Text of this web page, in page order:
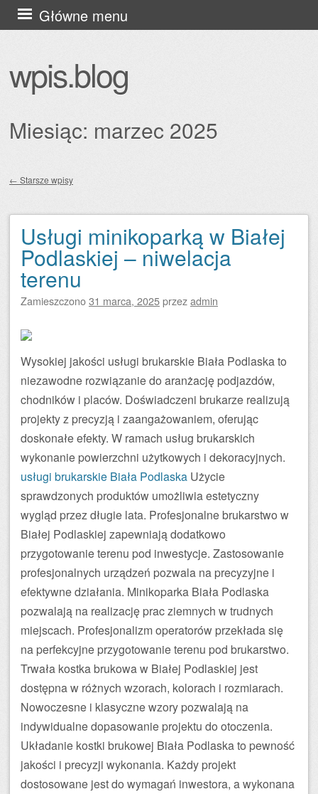
wpis.blog
Główne menu
Przejdź
do
Miesiąc: marzec 2025
← Starsze wpisy
Usługi minikoparką w Białej
Podlaskiej – niwelacja
terenu
Zamieszczono31 marca, 2025przezadmin
Wysokiej jakości usługi brukarskie Biała Podlaska to
niezawodne rozwiązanie do aranżację podjazdów,
chodników i placów. Doświadczeni brukarze realizują
projekty z precyzją i zaangażowaniem, oferując
doskonałe efekty. W ramach usług brukarskich
wykonanie powierzchni użytkowych i dekoracyjnych.
usługi brukarskie Biała Podlaska Użycie
sprawdzonych produktów umożliwia estetyczny
wygląd przez długie lata. Profesjonalne brukarstwo w
Białej Podlaskiej zapewniają dodatkowo
przygotowanie terenu pod inwestycje. Zastosowanie
profesjonalnych urządzeń pozwala na precyzyjne i
efektywne działania. Minikoparka Biała Podlaska
pozwalają na realizację prac ziemnych w trudnych
miejscach. Profesjonalizm operatorów przekłada się
na perfekcyjne przygotowanie terenu pod brukarstwo.
Trwała kostka brukowa w Białej Podlaskiej jest
dostępna w różnych wzorach, kolorach i rozmiarach.
Nowoczesne i klasyczne wzory pozwalają na
indywidualne dopasowanie projektu do otoczenia.
Układanie kostki brukowej Biała Podlaska to pewność
jakości i precyzji wykonania. Każdy projekt
dostosowane jest do wymagań inwestora, a wykonana